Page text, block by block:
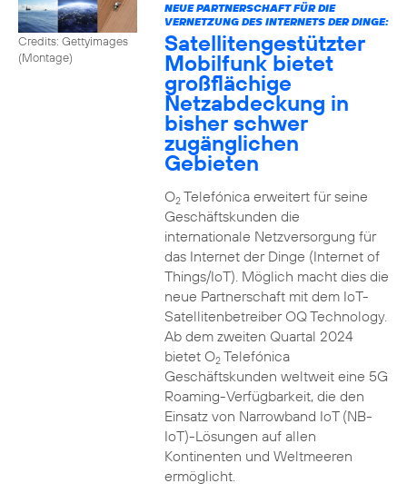
Credits: Gettyimages
(Montage)
NEUE PARTNERSCHAFT FÜR DIE
VERNETZUNG DES INTERNETS DER DINGE:
Satellitengestützter
Mobilfunk bietet
großflächige
Netzabdeckung in
bisher schwer
zugänglichen
Gebieten
O2Telefónica erweitert für seine
Geschäftskunden die
internationale Netzversorgung für
das Internet der Dinge (Internet of
Things/IoT). Möglich macht dies die
neue Partnerschaft mit dem IoT-
Satellitenbetreiber OQ Technology.
Ab dem zweiten Quartal 2024
bietet O2Telefónica
Geschäftskunden weltweit eine 5G
Roaming-Verfügbarkeit, die den
Einsatz von Narrowband IoT (NB-
IoT)-Lösungen auf allen
Kontinenten und Weltmeeren
ermöglicht.